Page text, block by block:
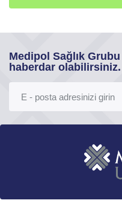
Medipol Sağlık
haberdar olabilirsiniz.